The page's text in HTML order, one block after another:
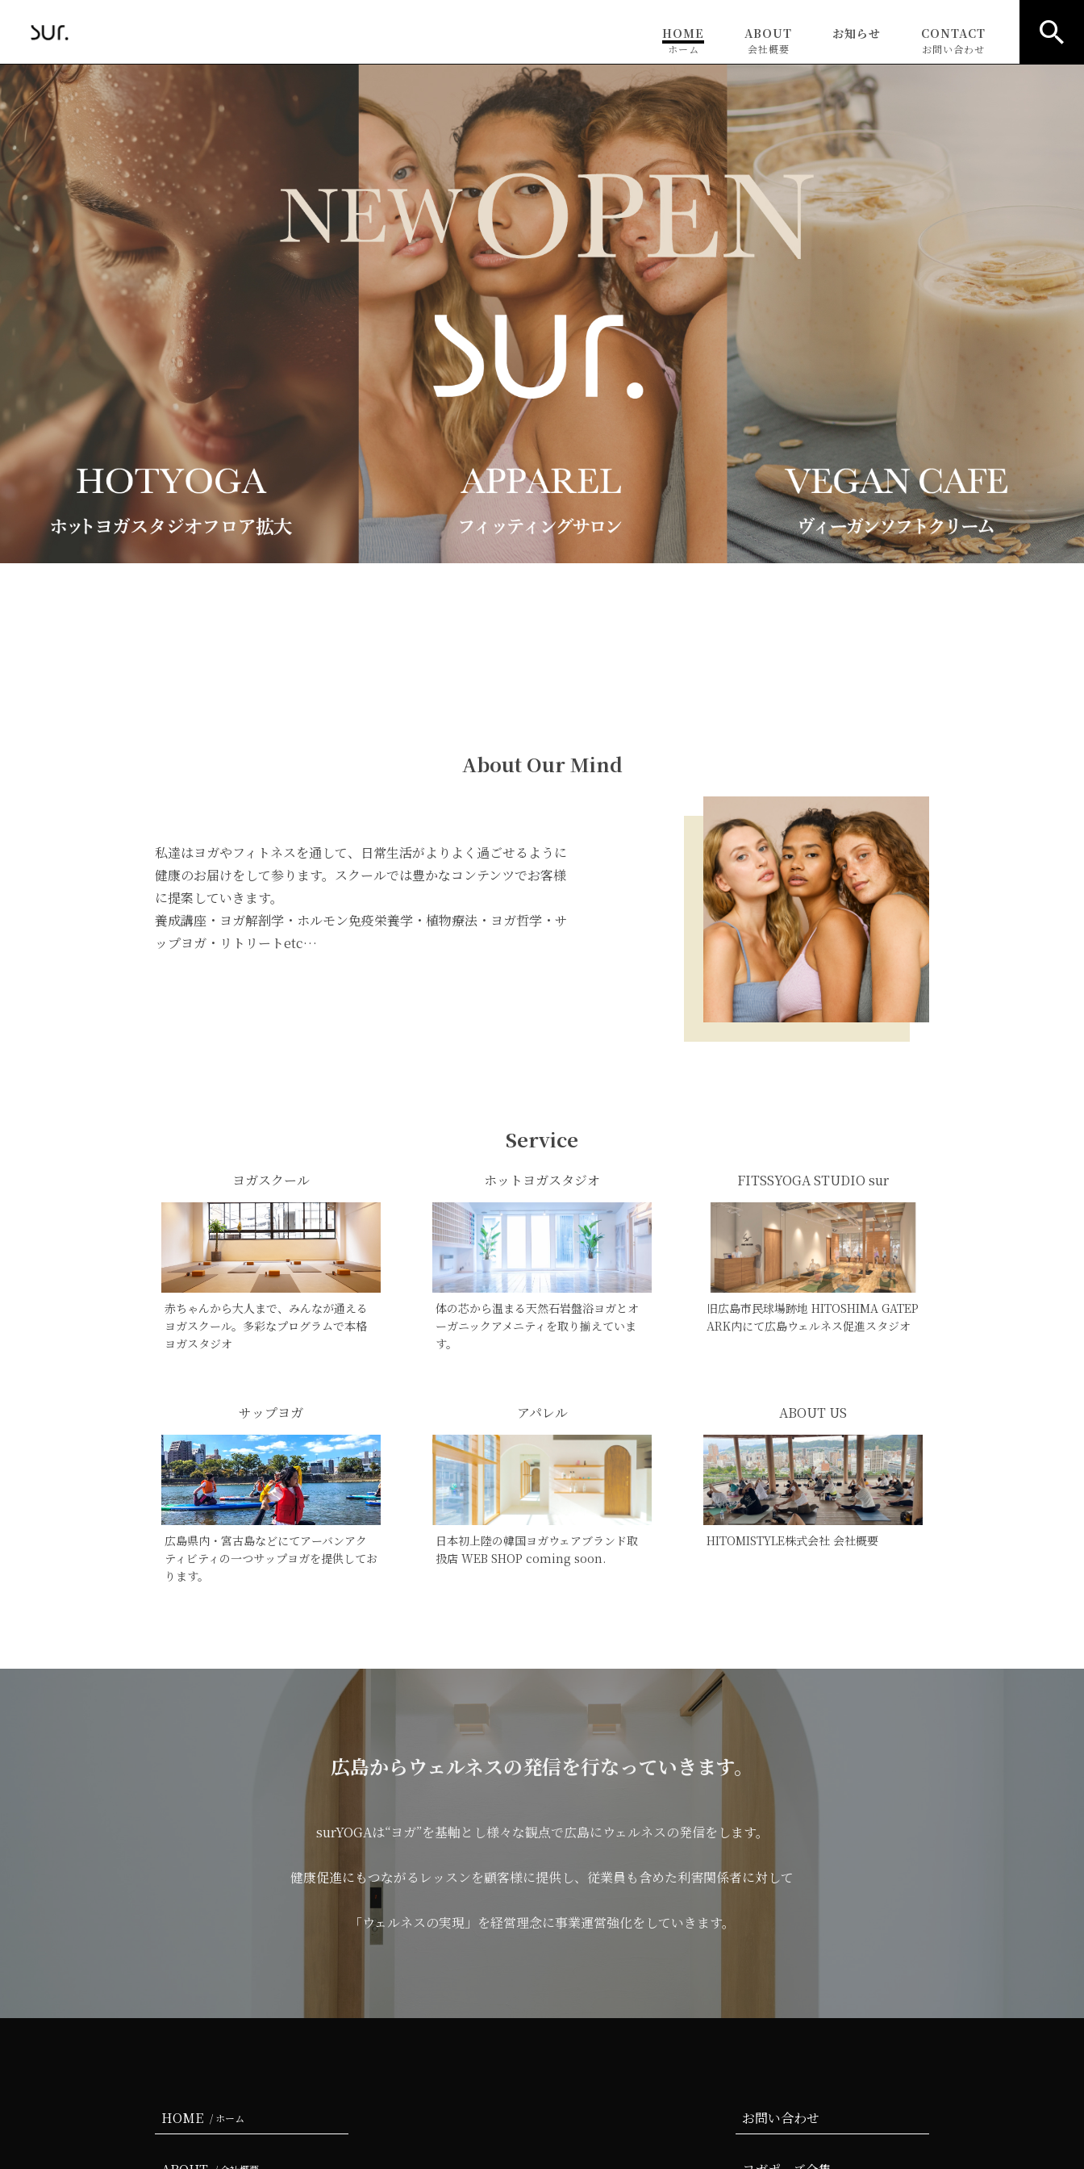
HOME
ホーム
ABOUT
会社概要
お知らせ CONTACT
お問い合わせ
About Our Mind
私達はヨガやフィトネスを通して、日常生活がよりよく過ごせるように
健康のお届けをして参ります。スクールでは豊かなコンテンツでお客様
に提案していきます。
養成講座・ヨガ解剖学・ホルモン免疫栄養学・植物療法・ヨガ哲学・サ
ップヨガ・リトリートetc…
Service
ヨガスクール
赤ちゃんから大人まで、みんなが通える
ヨガスクール。多彩なプログラムで本格
ヨガスタジオ
ホットヨガスタジオ
体の芯から温まる天然石岩盤浴ヨガとオ
ーガニックアメニティを取り揃えていま
す。
FITSSYOGA STUDIO sur
旧広島市民球場跡地 HITOSHIMA GATEP
ARK内にて広島ウェルネス促進スタジオ
サップヨガ
広島県内・宮古島などにてアーバンアク
ティビティの一つサップヨガを提供してお
ります。
アパレル
日本初上陸の韓国ヨガウェアブランド取
扱店 WEB SHOP coming soon.
ABOUT US
HITOMISTYLE株式会社 会社概要
広島からウェルネスの発信を行なっていきます。
surYOGAは“ヨガ”を基軸とし様々な観点で広島にウェルネスの発信をします。
健康促進にもつながるレッスンを顧客様に提供し、従業員も含めた利害関係者に対して
「ウェルネスの実現」を経営理念に事業運営強化をしていきます。
HOME / ホーム お問い合わせ